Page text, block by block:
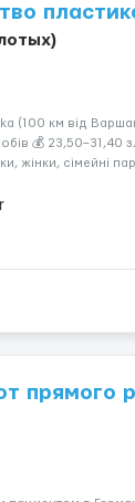
(100 км від
💰 23,50–31,40
жінки, сімейні
Обов...
прямого